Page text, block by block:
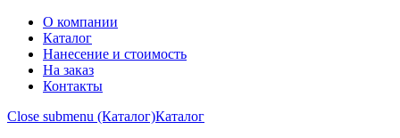
О компании
Каталог
Нанесение и стоимость
На заказ
Контакты
Close submenu (Каталог)Каталог